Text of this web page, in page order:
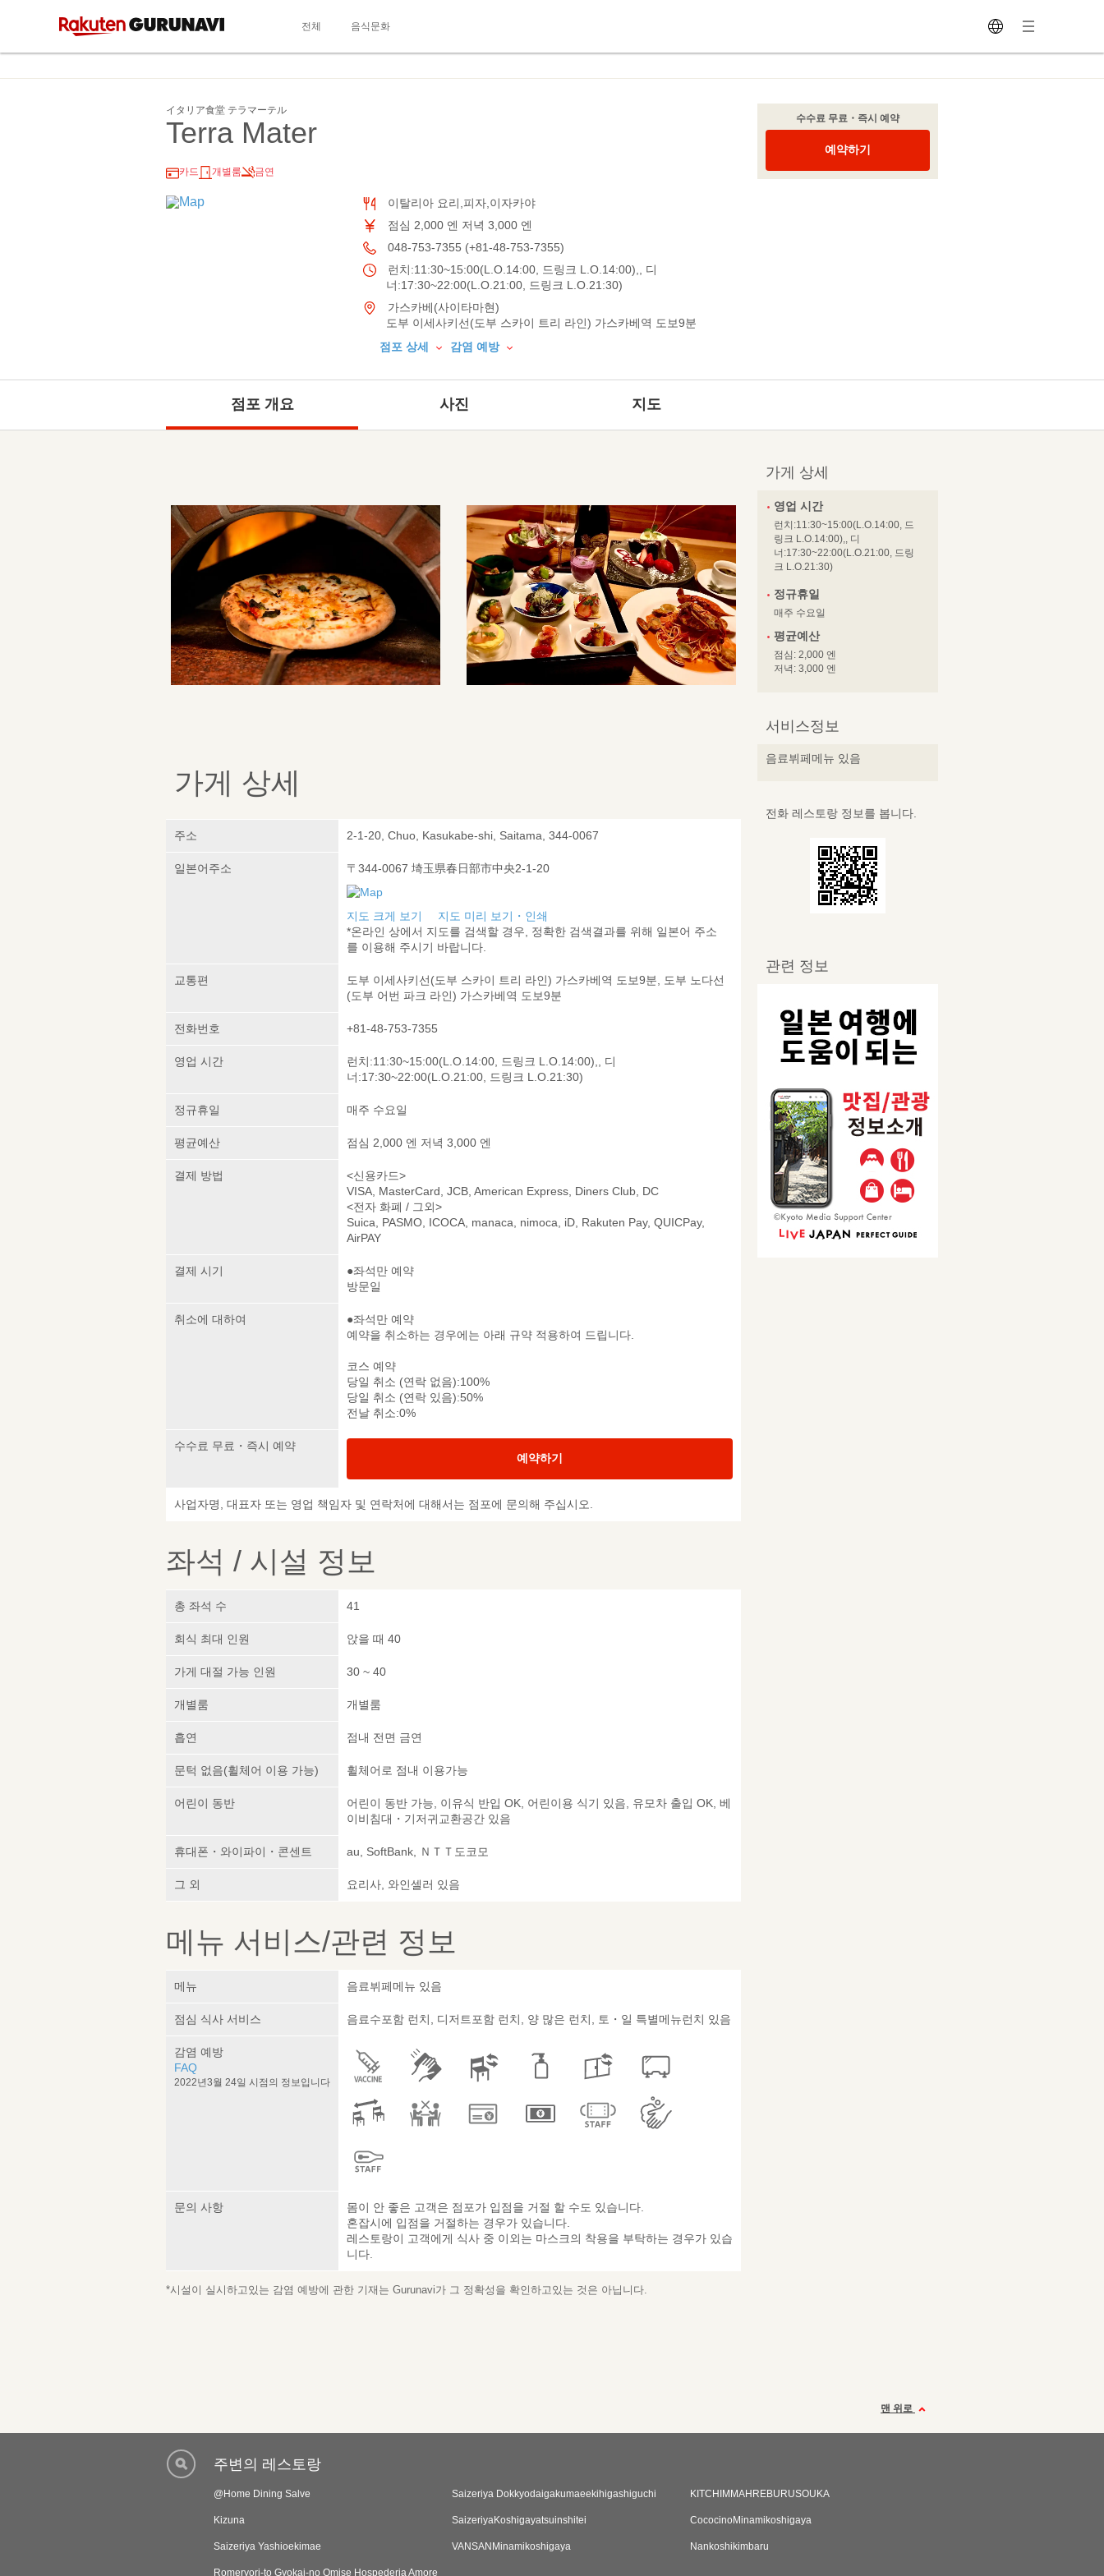
전체 음식문화
イタリア食堂 テラマーテル
Terra Mater
카드 개별룸 금연
이탈리아 요리,피자,이자카야
점심 2,000 엔 저녁 3,000 엔
048-753-7355 (+81-48-753-7355)
런치:11:30~15:00(L.O.14:00, 드링크 L.O.14:00),, 디
너:17:30~22:00(L.O.21:00, 드링크 L.O.21:30)
가스카베(사이타마현)
도부 이세사키선(도부 스카이 트리 라인) 가스카베역 도보9분
점포 상세
감염 예방
수수료 무료・즉시 예약
예약하기
점포 개요 사진 지도
가게 상세
주소 2-1-20, Chuo, Kasukabe-shi, Saitama, 344-0067
일본어주소 〒344-0067 埼玉県春日部市中央2-1-20
지도 크게 보기
지도 미리 보기・인쇄
*온라인 상에서 지도를 검색할 경우, 정확한 검색결과를 위해 일본어 주소
를 이용해 주시기 바랍니다.
교통편
도부 이세사키선(도부 스카이 트리 라인) 가스카베역 도보9분, 도부 노다선
(도부 어번 파크 라인) 가스카베역 도보9분
전화번호 +81-48-753-7355
영업 시간
런치:11:30~15:00(L.O.14:00, 드링크 L.O.14:00),, 디
너:17:30~22:00(L.O.21:00, 드링크 L.O.21:30)
정규휴일 매주 수요일
평균예산 점심 2,000 엔 저녁 3,000 엔
결제 방법
<신용카드>
VISA, MasterCard, JCB, American Express, Diners Club, DC
<전자 화폐 / 그외>
Suica, PASMO, ICOCA, manaca, nimoca, iD, Rakuten Pay, QUICPay,
AirPAY
결제 시기
●좌석만 예약
방문일
취소에 대하여
●좌석만 예약
예약을 취소하는 경우에는 아래 규약 적용하여 드립니다.
코스 예약
당일 취소 (연락 없음):100%
당일 취소 (연락 있음):50%
전날 취소:0%
수수료 무료・즉시 예약
예약하기
사업자명, 대표자 또는 영업 책임자 및 연락처에 대해서는 점포에 문의해 주십시오.
좌석 / 시설 정보
총 좌석 수 41
회식 최대 인원 앉을 때 40
가게 대절 가능 인원 30 ~ 40
개별룸 개별룸
흡연 점내 전면 금연
문턱 없음(휠체어 이용 가능) 휠체어로 점내 이용가능
어린이 동반
어린이 동반 가능, 이유식 반입 OK, 어린이용 식기 있음, 유모차 출입 OK, 베
이비침대・기저귀교환공간 있음
휴대폰・와이파이・콘센트 au, SoftBank, ＮＴＴ도코모
그 외 요리사, 와인셀러 있음
메뉴 서비스/관련 정보
메뉴 음료뷔페메뉴 있음
점심 식사 서비스 음료수포함 런치, 디저트포함 런치, 양 많은 런치, 토・일 특별메뉴런치 있음
감염 예방
FAQ
2022년3월 24일 시점의 정보입니다
문의 사항
몸이 안 좋은 고객은 점포가 입점을 거절 할 수도 있습니다.
혼잡시에 입점을 거절하는 경우가 있습니다.
레스토랑이 고객에게 식사 중 이외는 마스크의 착용을 부탁하는 경우가 있습
니다.
*시설이 실시하고있는 감염 예방에 관한 기재는 Gurunavi가 그 정확성을 확인하고있는 것은 아닙니다.
가게 상세
영업 시간
런치:11:30~15:00(L.O.14:00, 드
링크 L.O.14:00),, 디
너:17:30~22:00(L.O.21:00, 드링
크 L.O.21:30)
정규휴일
매주 수요일
평균예산
점심: 2,000 엔
저녁: 3,000 엔
서비스정보
음료뷔페메뉴 있음
전화 레스토랑 정보를 봅니다.
관련 정보
맨 위로
주변의 레스토랑
@Home Dining Salve Saizeriya Dokkyodaigakumaeekihigashiguchi KITCHIMMAHREBURUSOUKA
Kizuna SaizeriyaKoshigayatsuinshitei CococinoMinamikoshigaya
Saizeriya Yashioekimae VANSANMinamikoshigaya Nankoshikimbaru
Romeryori-to Gyokai-no Omise Hospederia Amore